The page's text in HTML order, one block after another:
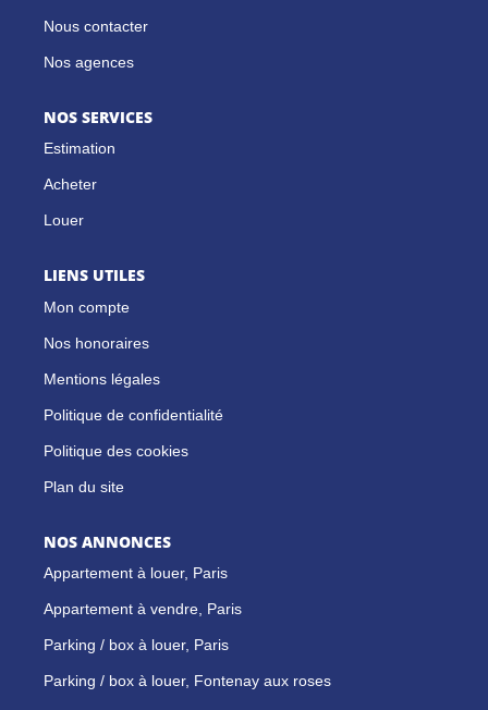
Nous contacter
Nos agences
NOS SERVICES
Estimation
Acheter
Louer
LIENS UTILES
Mon compte
Nos honoraires
Mentions légales
Politique de confidentialité
Politique des cookies
Plan du site
NOS ANNONCES
Appartement à louer, Paris
Appartement à vendre, Paris
Parking / box à louer, Paris
Parking / box à louer, Fontenay aux roses